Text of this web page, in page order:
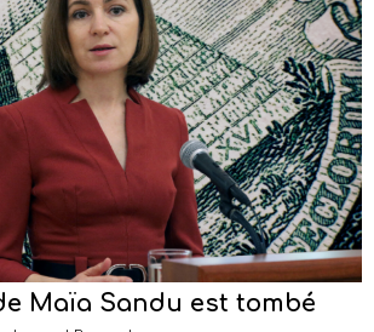
Maïa Sandu est tombé